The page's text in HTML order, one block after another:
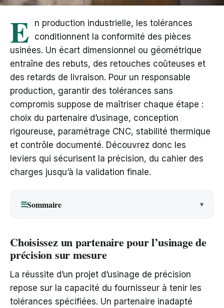
E
n production industrielle, les tolérances
conditionnent la conformité des pièces
usinées. Un écart dimensionnel ou géométrique
entraîne des rebuts, des retouches coûteuses et
des retards de livraison. Pour un responsable
production, garantir des tolérances sans
compromis suppose de maîtriser chaque étape :
choix du partenaire d’usinage, conception
rigoureuse, paramétrage CNC, stabilité thermique
et contrôle documenté. Découvrez donc les
leviers qui sécurisent la précision, du cahier des
charges jusqu’à la validation finale.
☰Sommaire
Choisissez un partenaire pour l’usinage de
précision sur mesure
La réussite d’un projet d’usinage de précision
repose sur la capacité du fournisseur à tenir les
tolérances spécifiées. Un partenaire inadapté